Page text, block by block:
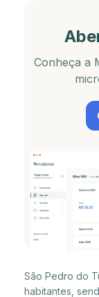
Conheça a
São Pedro do
habitantes,